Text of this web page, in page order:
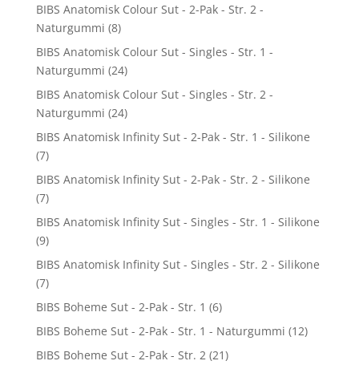
BIBS Anatomisk Colour Sut - 2-Pak - Str. 2 -
Naturgummi (8)
BIBS Anatomisk Colour Sut - Singles - Str. 1 -
Naturgummi (24)
BIBS Anatomisk Colour Sut - Singles - Str. 2 -
Naturgummi (24)
BIBS Anatomisk Infinity Sut - 2-Pak - Str. 1 - Silikone
(7)
BIBS Anatomisk Infinity Sut - 2-Pak - Str. 2 - Silikone
(7)
BIBS Anatomisk Infinity Sut - Singles - Str. 1 - Silikone
(9)
BIBS Anatomisk Infinity Sut - Singles - Str. 2 - Silikone
(7)
BIBS Boheme Sut - 2-Pak - Str. 1 (6)
BIBS Boheme Sut - 2-Pak - Str. 1 - Naturgummi (12)
BIBS Boheme Sut - 2-Pak - Str. 2 (21)